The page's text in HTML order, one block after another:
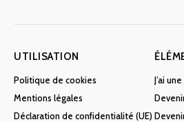
UTILISATION
Politique de cookies
Mentions légales
Déclaration de confidentialité (UE)
J’ai